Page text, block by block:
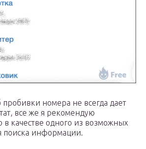
пробивки номера не всегда дает
все же я рекомендую
в качестве одного из возможных
поиска информации.